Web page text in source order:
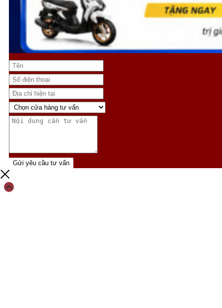
Gửi yêu cầu tư vấn
Scroll